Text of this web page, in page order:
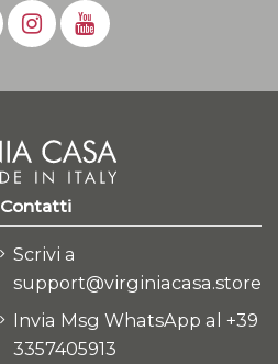
Contatti
Scrivi a
support@virginiacasa.store
Invia Msg WhatsApp al +39
3357405913